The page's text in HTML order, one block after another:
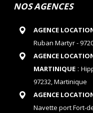
NOS AGENCES
AGENCE
Ruban Martyr -
AGENCE
MARTINIQUE:
97232, Martinique
AGENCE
Navette port Fort-